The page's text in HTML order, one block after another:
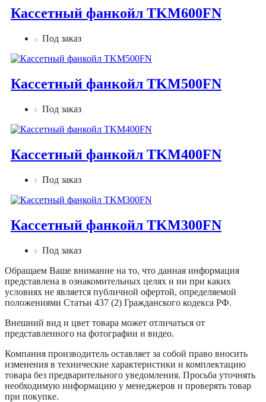
Кассетный фанкойл TKM600FN
Под заказ
Кассетный фанкойл TKM500FN
Под заказ
Кассетный фанкойл TKM400FN
Под заказ
Кассетный фанкойл TKM300FN
Под заказ
Обращаем Ваше внимание на то, что данная информация
представлена в ознакомительных целях и ни при каких
условиях не является публичной офертой, определяемой
положениями Статьи 437 (2) Гражданского кодекса РФ.
Внешний вид и цвет товара может отличаться от
представленного на фотографии и видео.
Компания производитель оставляет за собой право вносить
изменения в технические характеристики и комплектацию
товара без предварительного уведомления. Просьба уточнять
необходимую информацию у менеджеров и проверять товар
при покупке.